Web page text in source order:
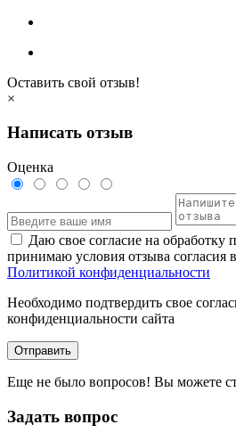
Оставить свой отзыв!
×
Написать отзыв
Оценка
Даю свое согласие на обработку
принимаю условия отзыва согласия
Политикой конфиденциальности
Необходимо подтвердить свое
конфиденциальности сайта
Отправить
Еще не было вопросов! Вы можете
Задать вопрос